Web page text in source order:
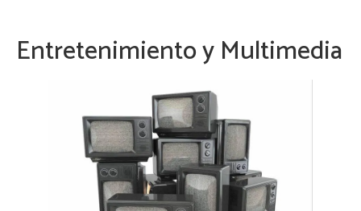
Entretenimiento y Multimedia